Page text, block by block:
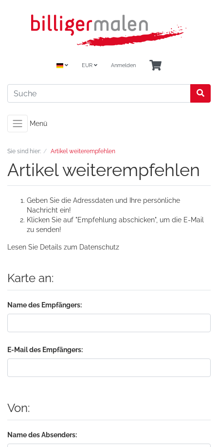
EUR Anmelden
Menü
Sie sind hier: Artikel weiterempfehlen
Artikel weiterempfehlen
Geben Sie die Adressdaten und Ihre persönliche
Nachricht ein!
Klicken Sie auf "Empfehlung abschicken", um die E-Mail
zu senden!
Lesen Sie Details zum Datenschutz
Karte an:
Name des Empfängers:
E-Mail des Empfängers:
Von:
Name des Absenders: